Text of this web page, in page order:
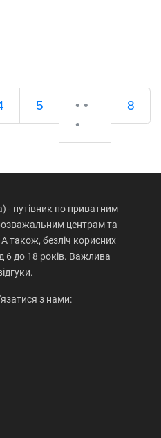
5
• •
•
8
путівник по приватним
центрам та
також, безліч корисних
6 до 18 років. Важлива
з нами: